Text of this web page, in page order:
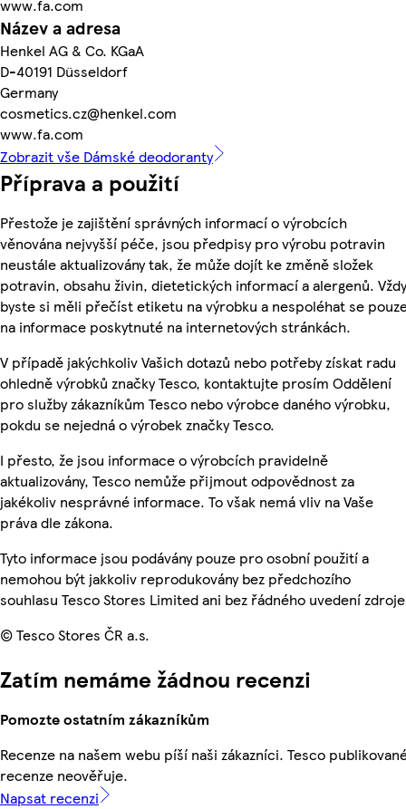
www.fa.com
Název a adresa
Henkel AG & Co. KGaA
D-40191 Düsseldorf
Germany
cosmetics.cz@henkel.com
www.fa.com
Zobrazit vše Dámské deodoranty
Příprava a použití
Přestože je zajištění správných informací o výrobcích
věnována nejvyšší péče, jsou předpisy pro výrobu potravin
neustále aktualizovány tak, že může dojít ke změně složek
potravin, obsahu živin, dietetických informací a alergenů. Vždy
byste si měli přečíst etiketu na výrobku a nespoléhat se
na informace poskytnuté na internetových stránkách.
V případě jakýchkoliv Vašich dotazů nebo potřeby získat radu
ohledně výrobků značky Tesco, kontaktujte prosím Oddělení
pro služby zákazníkům Tesco nebo výrobce daného výrobku,
pokdu se nejedná o výrobek značky Tesco.
I přesto, že jsou informace o výrobcích pravidelně
aktualizovány, Tesco nemůže přijmout odpovědnost za
jakékoliv nesprávné informace. To však nemá vliv na Vaše
práva dle zákona.
Tyto informace jsou podávány pouze pro osobní použití a
nemohou být jakkoliv reprodukovány bez předchozího
souhlasu Tesco Stores Limited ani bez řádného uvedení
© Tesco Stores ČR a.s.
Zatím nemáme žádnou recenzi
Pomozte ostatním zákazníkům
Recenze na našem webu píší naši zákazníci. Tesco
recenze neověřuje.
Napsat recenzi